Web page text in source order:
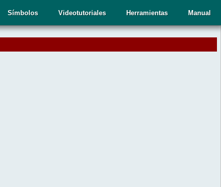
Manual
Herramientas
Videotutoriales
Símbolos